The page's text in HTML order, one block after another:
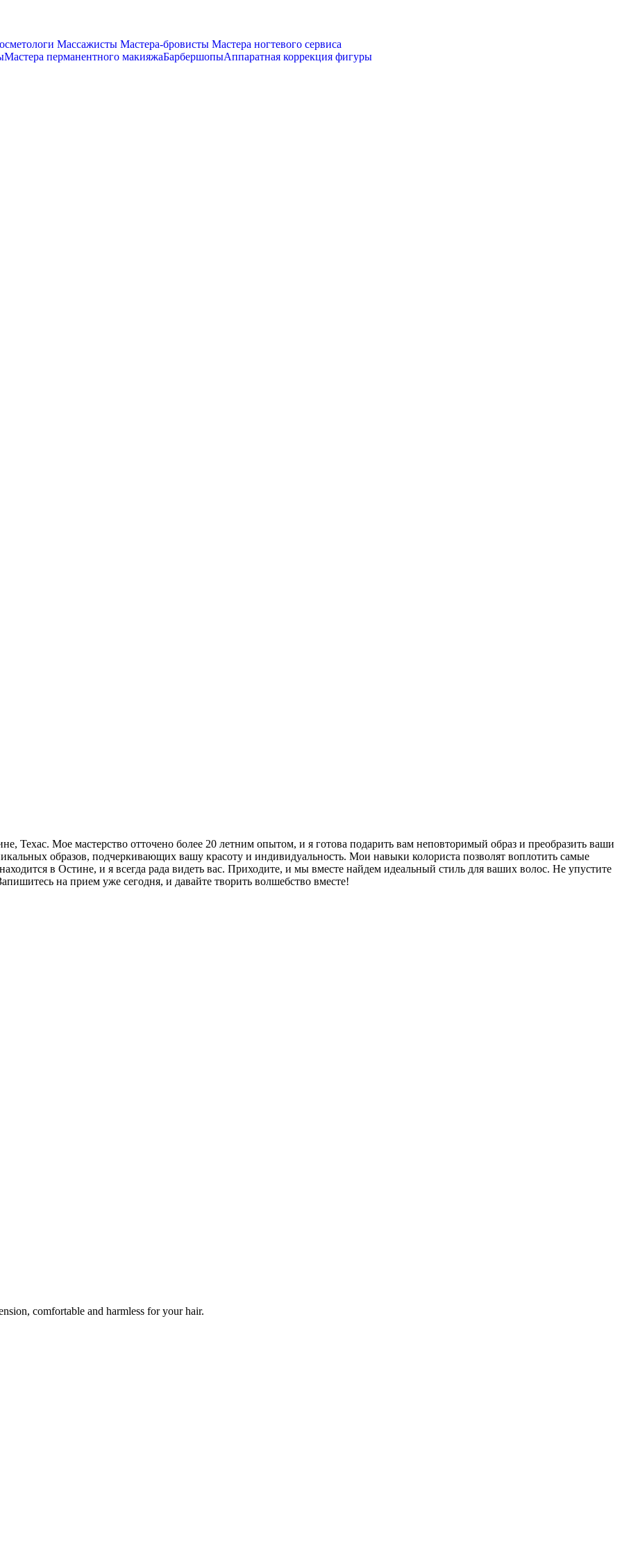
Массажисты Мастера-бровисты Мастера ногтевого сервиса
Мастера перманентного макияжаБарбершопыАппаратная коррекция фигуры
Техас. Мое мастерство отточено более 20 летним опытом, и я готова подарить вам неповторимый образ и преобразить ваши
образов, подчеркивающих вашу красоту и индивидуальность. Мои навыки колориста позволят воплотить самые
в Остине, и я всегда рада видеть вас. Приходите, и мы вместе найдем идеальный стиль для ваших волос. Не упустите
на прием уже сегодня, и давайте творить волшебство вместе!
comfortable and harmless for your hair.